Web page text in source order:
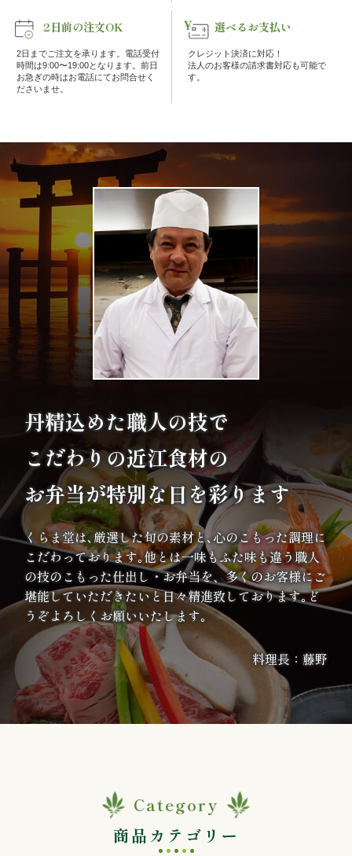
方
法・
達
エ
リ
ア
お
座
敷
用・
店
舗
内
種
類
か
ら
選
2日前の注文OK
2日までご注文を承ります。電話受付
時間は9:00〜19:00となります。前日
お急ぎの時はお電話にてお問合せく
ださいませ。
選べるお支払い
クレジット決済に対応！
法人のお客様の請求書対応も可能で
す。
丹精込めた職人の技で
こだわりの近江食材の
お弁当が特別な日を彩ります
くらま堂は､厳選した旬の素材と､心のこもった調理に
こだわっております｡他とは一味もふた味も違う職人
の技のこもった仕出し・お弁当を、多くのお客様にご
堪能していただきたいと日々精進致しております｡ど
うぞよろしくお願いいたします｡
料理長：藤野
Category
商品カテゴリー